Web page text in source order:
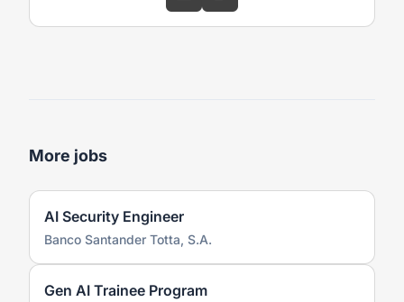
More jobs
AI Security Engineer
Banco Santander Totta, S.A.
Gen AI Trainee Program